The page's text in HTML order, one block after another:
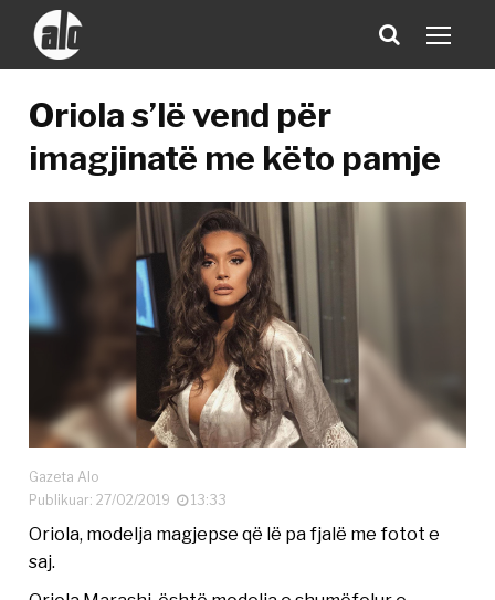
Oriola s’lë vend për
imagjinatë me këto pamje
Gazeta Alo
Publikuar: 27/02/2019
13:33
Oriola, modelja magjepse që lë pa fjalë me fotot e
saj.